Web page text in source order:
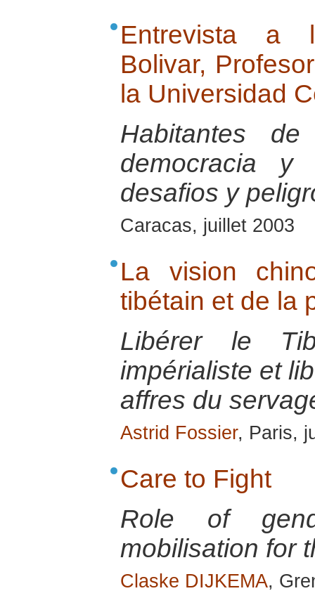
Entrevista a
Bolivar,
la Universidad
Habitantes de
democracia y
desafios y
Caracas, juillet 2003
La vision
tibétain et de la
Libérer le
impérialiste et
affres du
Astrid Fossier, Paris,
Care to Fight
Role of
mobilisation for
Claske DIJKEMA,